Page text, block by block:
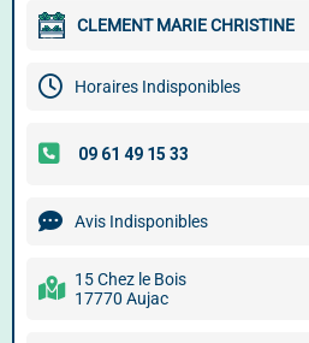
CLEMENT MARIE CHRISTINE
Horaires Indisponibles
Avis Indisponibles
15 Chez le Bois
17770 Aujac